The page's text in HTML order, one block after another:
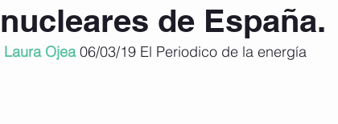
nucleares de España.
Laura Ojea 06/03/19 El Periodico de la energía